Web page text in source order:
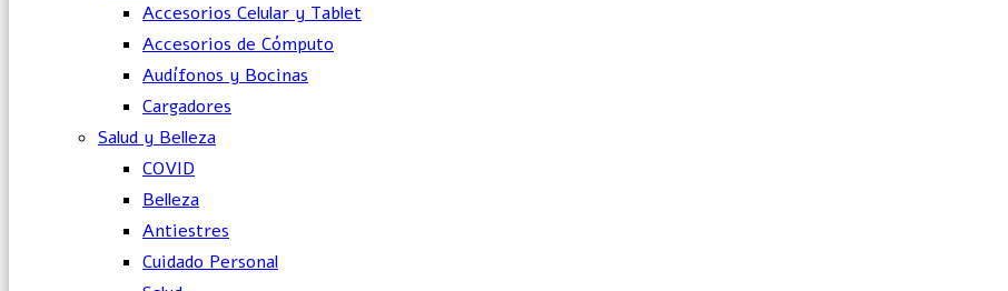
Accesorios Celular y Tablet
Accesorios de Cómputo
Audífonos y Bocinas
Cargadores
Salud y Belleza
COVID
Belleza
Antiestres
Cuidado Personal